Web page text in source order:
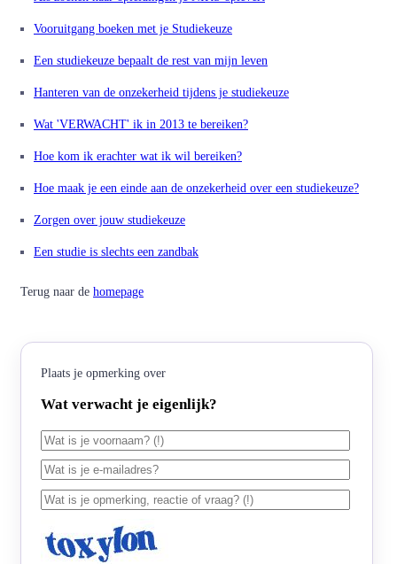
Vooruitgang boeken met je Studiekeuze
Een studiekeuze bepaalt de rest van mijn leven
Hanteren van de onzekerheid tijdens je studiekeuze
Wat 'VERWACHT' ik in 2013 te bereiken?
Hoe kom ik erachter wat ik wil bereiken?
Hoe maak je een einde aan de onzekerheid over een studiekeuze?
Zorgen over jouw studiekeuze
Een studie is slechts een zandbak
Terug naar de homepage
Plaats je opmerking over
Wat verwacht je eigenlijk?